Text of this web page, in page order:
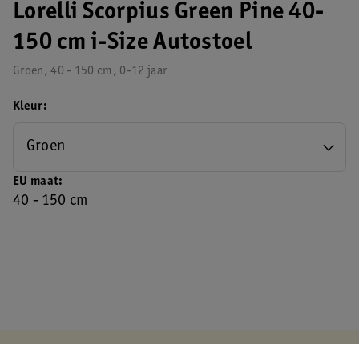
Lorelli Scorpius Green Pine 40-
150 cm i-Size Autostoel
Groen, 40 - 150 cm, 0-12 jaar
EU maat
40 - 150 cm
Kleur
Groen